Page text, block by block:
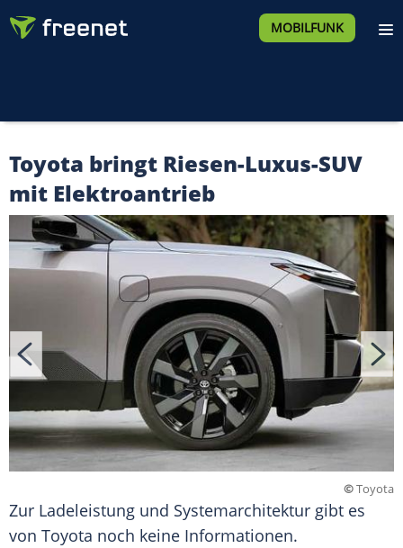
MOBILFUNK
Toyota bringt Riesen-Luxus-SUV
mit Elektroantrieb
©Toyota
Zur Ladeleistung und Systemarchitektur gibt es
von Toyota noch keine Informationen.